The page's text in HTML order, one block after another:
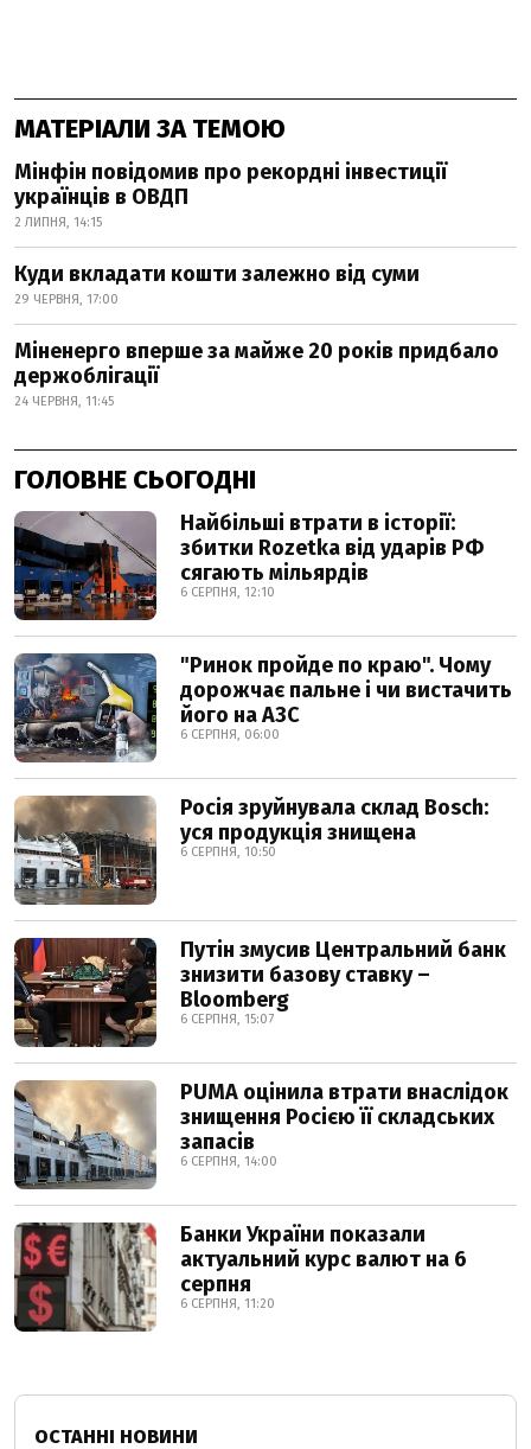
МАТЕРІАЛИ ЗА ТЕМОЮ
Мінфін повідомив про рекордні інвестиції
українців в ОВДП
2 ЛИПНЯ, 14:15
Куди вкладати кошти залежно від суми
29 ЧЕРВНЯ, 17:00
Міненерго вперше за майже 20 років придбало
держоблігації
24 ЧЕРВНЯ, 11:45
ГОЛОВНЕ СЬОГОДНІ
Найбільші втрати в історії:
збитки Rozetka від ударів РФ
сягають мільярдів
6 СЕРПНЯ, 12:10
"Ринок пройде по краю". Чому
дорожчає пальне і чи вистачить
його на АЗС
6 СЕРПНЯ, 06:00
Росія зруйнувала склад Bosch:
уся продукція знищена
6 СЕРПНЯ, 10:50
Путін змусив Центральний банк
знизити базову ставку –
Bloomberg
6 СЕРПНЯ, 15:07
PUMA оцінила втрати внаслідок
знищення Росією її складських
запасів
6 СЕРПНЯ, 14:00
Банки України показали
актуальний курс валют на 6
серпня
6 СЕРПНЯ, 11:20
ОСТАННІ НОВИНИ